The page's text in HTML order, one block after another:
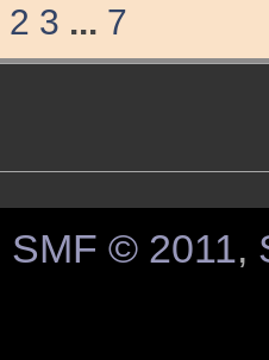
2 3 ... 7
SMF © 2011,